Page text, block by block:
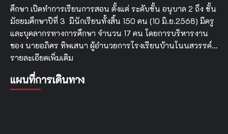
ศึกษา เปิดทำการเรียนการสอน ตั้งแต่ ระดับชั้น อนุบาล 2 ถึง ชั้น
มัธยมศึกษาปีที่ 3 มีนักเรียนทั้งสิ้น 150 คน (10 มิ.ย.2568) มีครู
และบุคลากรทางการศึกษา จำนวน 17 คน โดยการบริหารงาน
ของ นายอภิศร ทิพเสนา ผู้อำนวยการโรงเรียนบ้านโนนสวรรค์…
รายละเอียดเพิ่มเติม
แผนที่การเดินทาง